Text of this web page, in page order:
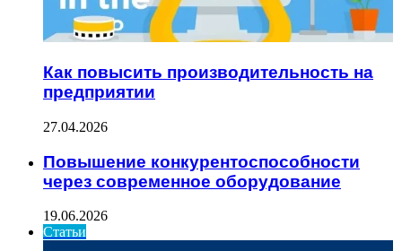
Как повысить производительность на
предприятии
27.04.2026
Повышение конкурентоспособности
через современное оборудование
19.06.2026
Статьи